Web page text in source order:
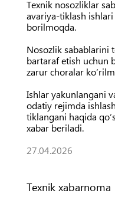
Texnik nosozliklar
avariya-tiklash
borilmoqda.
Nosozlik sabablarini
bartaraf etish uchun
zarur choralar
Ishlar yakunlangani
odatiy rejimda
tiklangani haqida
xabar beriladi.
27.04.2026
Texnik xabarnoma